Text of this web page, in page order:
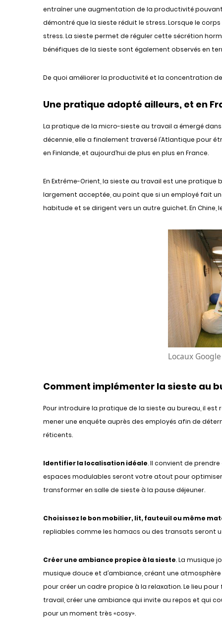
entraîner une augmentation de la productivité pouvant
démontré que la sieste réduit le stress. Lorsque le
stress. La sieste permet de réguler cette sécrétion
bénéfiques de la sieste sont également observés en
De quoi améliorer la productivité et la concentration
Une pratique adopté ailleurs, et en
La pratique de la micro-sieste au travail a émergé dans
décennie, elle a finalement traversé l’Atlantique pour
en Finlande, et aujourd’hui de plus en plus en France.
En Extrême-Orient, la sieste au travail est une
largement acceptée, au point que si un employé fait
habitude et se dirigent vers un autre guichet. En
Locaux
Comment implémenter la sieste au
Pour introduire la pratique de la sieste au bureau, il
mener une enquête auprès des employés afin de
réticents.
Identifier la localisation idéale. Il convient de
espaces modulables seront votre atout pour
transformer en salle de sieste à la pause déjeuner.
Choisissez le bon mobilier, lit, fauteuil ou même
repliables comme les hamacs ou des transats seront
Créer une ambiance propice à la sieste. La musique
musique douce et d’ambiance, créant une
pour créer un cadre propice à la relaxation. Le lieu
travail, créer une ambiance qui invite au repos et qui
pour un moment très «cosy».